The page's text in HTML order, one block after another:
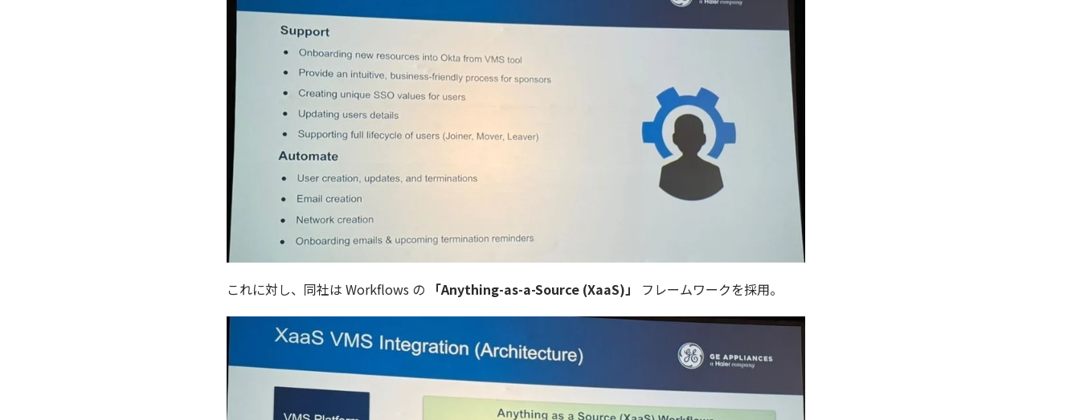
これに対し、同社は Workflows の 「Anything-as-a-Source (XaaS)」 フレームワークを採用。